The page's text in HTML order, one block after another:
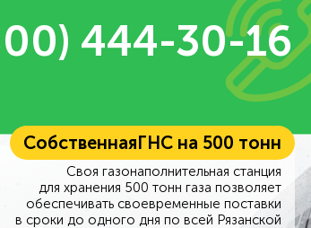
444-30-16
СобственнаяГНС на 500 тонн
Своя газонаполнительная станция
для хранения 500 тонн газа позволяет
обеспечивать своевременные поставки
в сроки до одного дня по всей Рязанской